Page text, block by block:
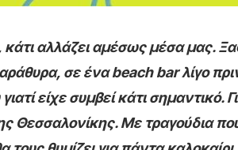
αλλάζει αμέσως μέσα μας.
σε ένα beach bar λίγο
είχε συμβεί κάτι σημαντικό.
Θεσσαλονίκης. Με τραγούδια